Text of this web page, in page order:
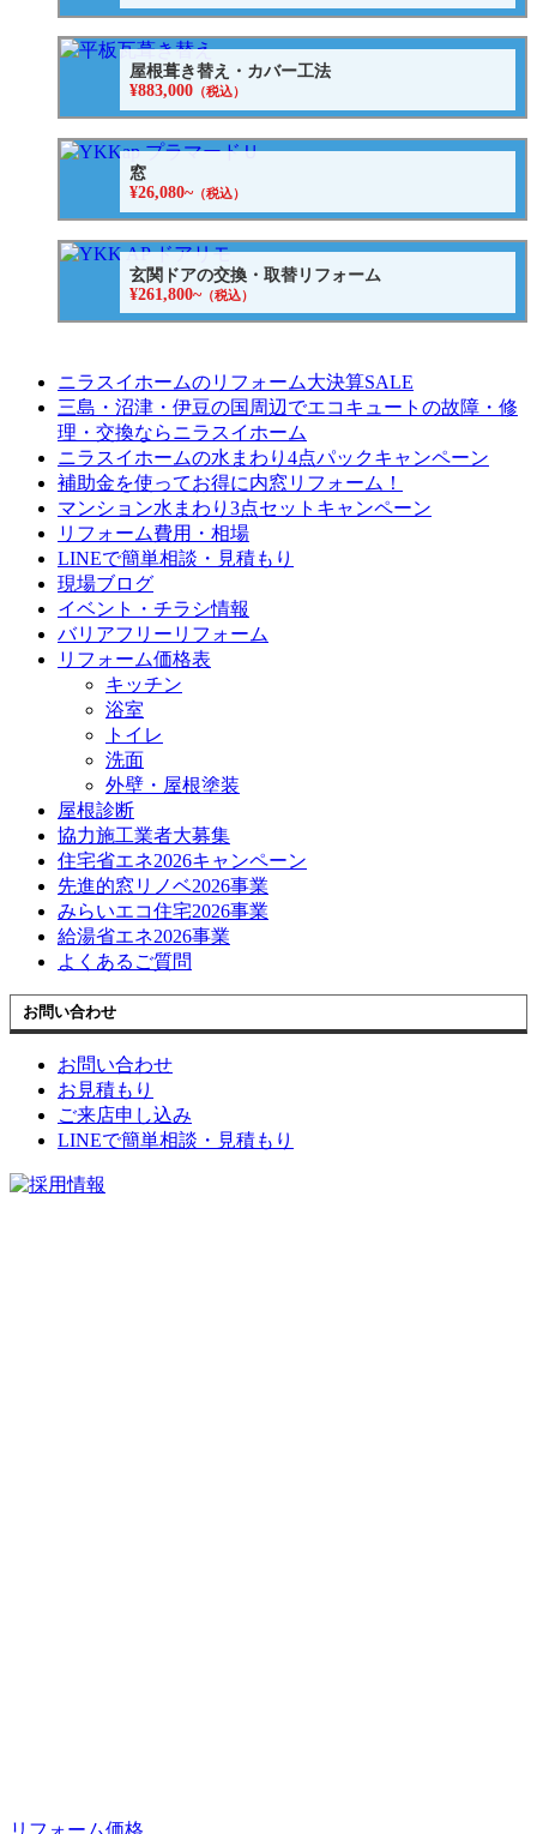
屋根葺き替え・カバー工法
¥883,000 （税込）
窓
¥26,080~（税込）
玄関ドアの交換・取替リフォーム
¥261,800~（税込）
ニラスイホームのリフォーム大決算SALE
三島・沼津・伊豆の国周辺でエコキュートの故障・修
理・交換ならニラスイホーム
ニラスイホームの水まわり4点パックキャンペーン
補助金を使ってお得に内窓リフォーム！
マンション水まわり3点セットキャンペーン
リフォーム費用・相場
LINEで簡単相談・見積もり
現場ブログ
イベント・チラシ情報
バリアフリーリフォーム
リフォーム価格表
キッチン
浴室
トイレ
洗面
外壁・屋根塗装
屋根診断
協力施工業者大募集
住宅省エネ2026キャンペーン
先進的窓リノベ2026事業
みらいエコ住宅2026事業
給湯省エネ2026事業
よくあるご質問
お問い合わせ
お問い合わせ
お見積もり
ご来店申し込み
LINEで簡単相談・見積もり
リフォーム価格